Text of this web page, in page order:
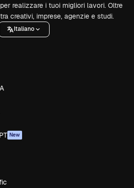
realizzare i tuoi migliori lavori. Oltre
creativi, imprese, agenzie e studi.
Italiano
New